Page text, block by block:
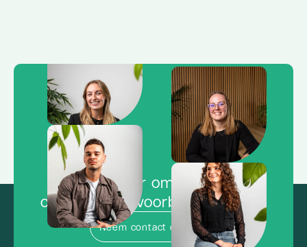
Klaar om de
concurrentie voorbij te vliegen?
Neem contact op